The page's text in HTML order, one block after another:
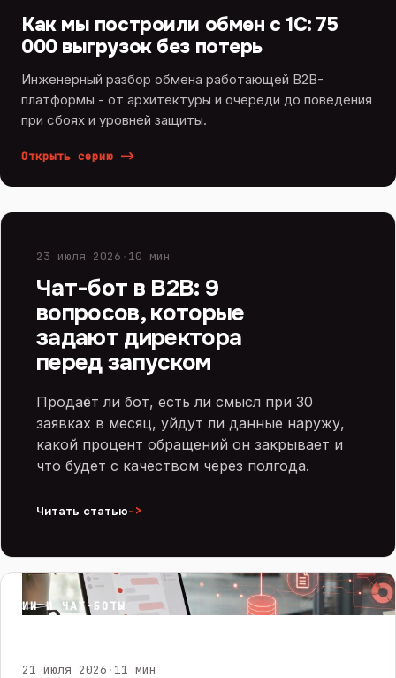
Как мы построили обмен с 1С: 75
000 выгрузок без потерь
Инженерный разбор обмена работающей B2B-
платформы - от архитектуры и очереди до поведения
при сбоях и уровней защиты.
Открыть серию ->
23 июля 2026 · 10 мин
Чат-бот в B2B: 9
вопросов, которые
задают директора
перед запуском
Продаёт ли бот, есть ли смысл при 30
заявках в месяц, уйдут ли данные наружу,
какой процент обращений он закрывает и
что будет с качеством через полгода.
Читать статью->
ИИ И ЧАТ-БОТЫ
21 июля 2026 · 11 мин